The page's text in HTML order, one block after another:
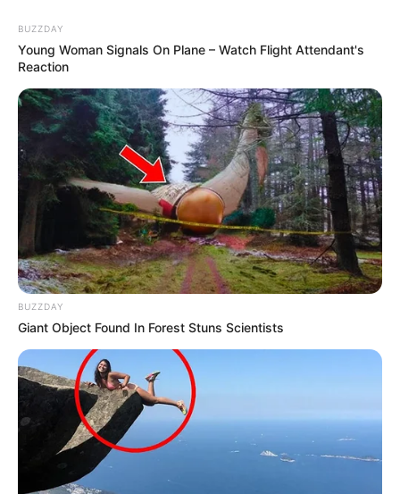
BUZZDAY
Young Woman Signals On Plane – Watch Flight Attendant's
Reaction
BUZZDAY
Giant Object Found In Forest Stuns Scientists